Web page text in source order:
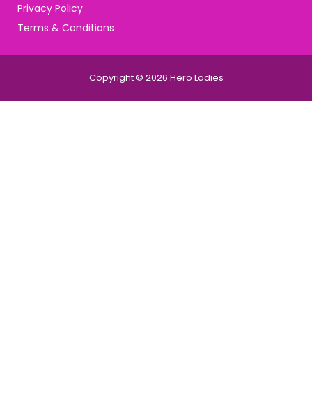
Privacy Policy
Terms & Conditions
Copyright © 2026 Hero Ladies